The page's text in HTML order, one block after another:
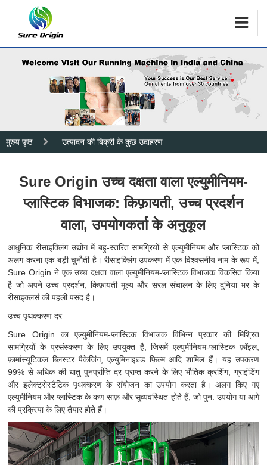
मुख्य पृष्ठ उत्पादन की बिक्री के कुछ उदाहरण
Sure Origin उच्च दक्षता वाला एल्युमीनियम-
प्लास्टिक विभाजक: किफ़ायती, उच्च प्रदर्शन
वाला, उपयोगकर्ता के अनुकूल
आधुनिक रीसाइक्लिंग उद्योग में बहु-स्तरित सामग्रियों से एल्युमीनियम और प्लास्टिक को
अलग करना एक बड़ी चुनौती है। रीसाइक्लिंग उपकरण में एक विश्वसनीय नाम के रूप में,
Sure Origin ने एक उच्च दक्षता वाला एल्युमीनियम-प्लास्टिक विभाजक विकसित किया
है जो अपने उच्च प्रदर्शन, किफ़ायती मूल्य और सरल संचालन के लिए दुनिया भर के
रीसाइक्लर्स की पहली पसंद है।
उच्च पृथक्करण दर
Sure Origin का एल्युमीनियम-प्लास्टिक विभाजक विभिन्न प्रकार की मिश्रित
सामग्रियों के प्रसंस्करण के लिए उपयुक्त है, जिसमें एल्युमीनियम-प्लास्टिक फ़ॉइल,
फ़ार्मास्यूटिकल ब्लिस्टर पैकेजिंग, एल्युमिनाइज़्ड फ़िल्म आदि शामिल हैं। यह उपकरण
99% से अधिक की धातु पुनर्प्राप्ति दर प्राप्त करने के लिए भौतिक क्रशिंग, ग्राइंडिंग
और इलेक्ट्रोस्टैटिक पृथक्करण के संयोजन का उपयोग करता है। अलग किए गए
एल्युमीनियम और प्लास्टिक के कण साफ़ और सुव्यवस्थित होते हैं, जो पुन: उपयोग या आगे
की प्रक्रिया के लिए तैयार होते हैं।